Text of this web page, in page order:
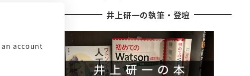
account
井上研一の執筆・登壇